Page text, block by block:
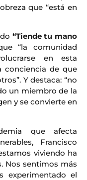
que “está en
“Tiende tu mano
“la comunidad
en esta
conciencia de que
Y destaca: “no
un miembro de la
y se convierte en
que afecta
Francisco
viviendo ha
Nos sentimos más
experimentado el